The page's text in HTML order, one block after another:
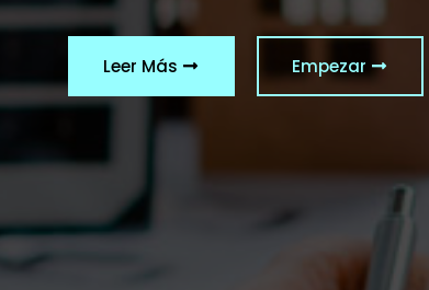
Leer Más Empezar